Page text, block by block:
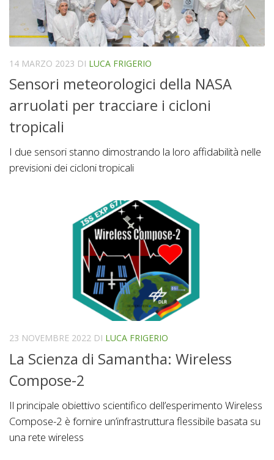
14 MARZO 2023 DI LUCA FRIGERIO
Sensori meteorologici della NASA
arruolati per tracciare i cicloni
tropicali
I due sensori stanno dimostrando la loro affidabilità nelle
previsioni dei cicloni tropicali
23 NOVEMBRE 2022 DI LUCA FRIGERIO
La Scienza di Samantha: Wireless
Compose-2
Il principale obiettivo scientifico dell’esperimento Wireless
Compose-2 è fornire un’infrastruttura flessibile basata su
una rete wireless